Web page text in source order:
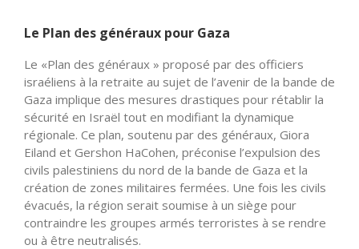
Le Plan des généraux pour Gaza
Le «Plan des généraux » proposé par des officiers
israéliens à la retraite au sujet de l’avenir de la bande de
Gaza implique des mesures drastiques pour rétablir la
sécurité en Israël tout en modifiant la dynamique
régionale. Ce plan, soutenu par des généraux, Giora
Eiland et Gershon HaCohen, préconise l’expulsion des
civils palestiniens du nord de la bande de Gaza et la
création de zones militaires fermées. Une fois les civils
évacués, la région serait soumise à un siège pour
contraindre les groupes armés terroristes à se rendre
ou à être neutralisés.